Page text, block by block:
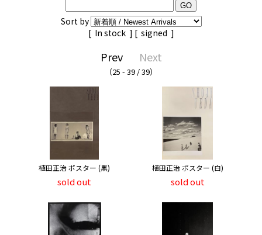
Sort by
[ In stock] [ signed ]
Prev Next
（25 - 39 / 39）
植田正治 ポスター (黒)
sold out
植田正治 ポスター (白)
sold out